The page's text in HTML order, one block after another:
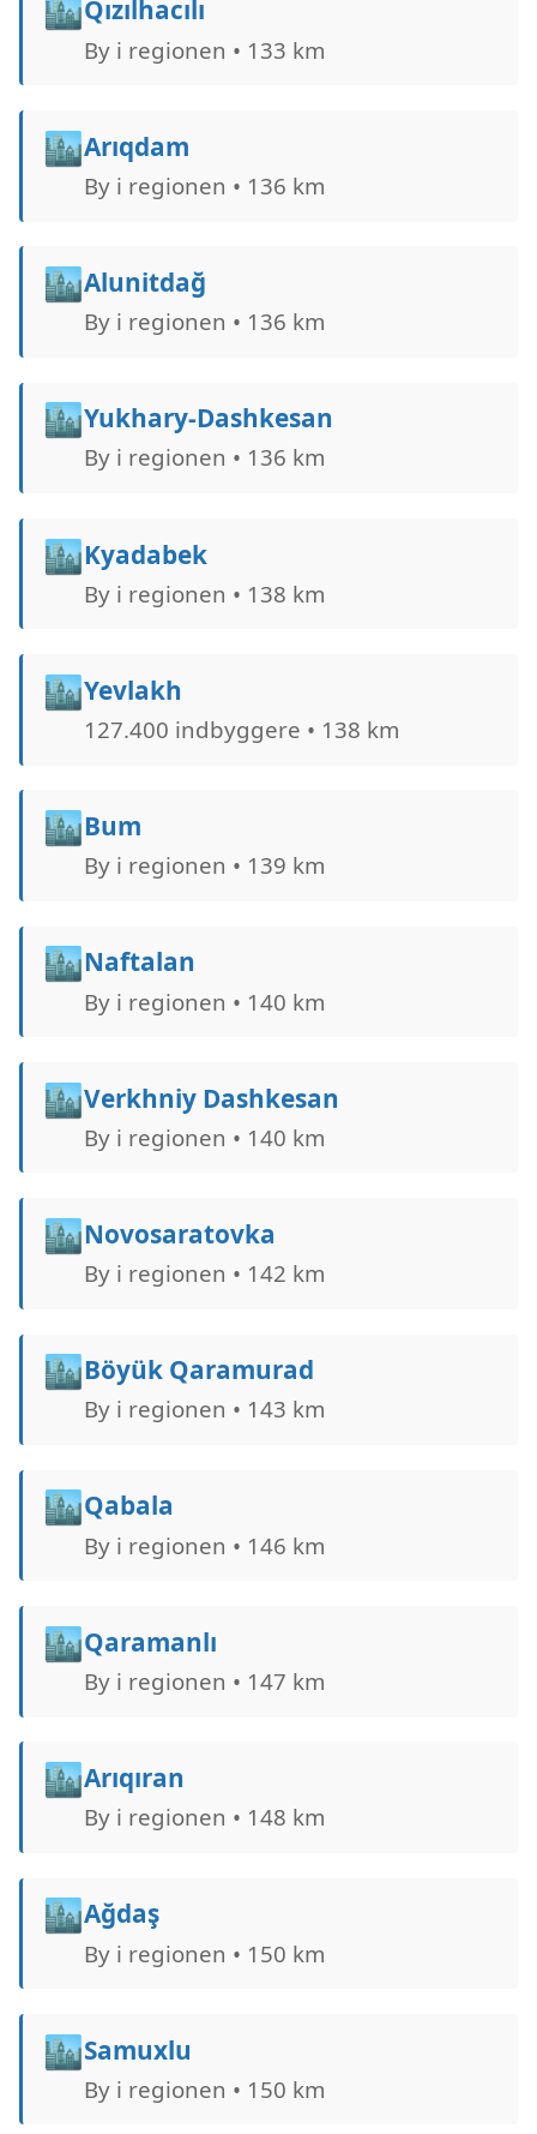
🏙️Qızılhacılı
By i regionen • 133 km
🏙️Arıqdam
By i regionen • 136 km
🏙️Alunitdağ
By i regionen • 136 km
🏙️Yukhary-Dashkesan
By i regionen • 136 km
🏙️Kyadabek
By i regionen • 138 km
🏙️Yevlakh
127.400 indbyggere • 138 km
🏙️Bum
By i regionen • 139 km
🏙️Naftalan
By i regionen • 140 km
🏙️Verkhniy Dashkesan
By i regionen • 140 km
🏙️Novosaratovka
By i regionen • 142 km
🏙️Böyük Qaramurad
By i regionen • 143 km
🏙️Qabala
By i regionen • 146 km
🏙️Qaramanlı
By i regionen • 147 km
🏙️Arıqıran
By i regionen • 148 km
🏙️Ağdaş
By i regionen • 150 km
🏙️Samuxlu
By i regionen • 150 km